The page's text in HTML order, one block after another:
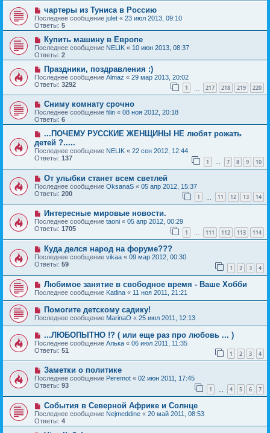
чартеры из Туниса в Россию
Последнее сообщение julet « 23 июл 2013, 09:10
Ответы: 5
Купить машину в Европе
Последнее сообщение NELIK « 10 июн 2013, 08:37
Ответы: 2
Праздники, поздравления :)
Последнее сообщение Almaz « 29 мар 2013, 20:02
Ответы: 3292 1 217 218 219 220
Сниму комнату срочно
Последнее сообщение filin « 08 ноя 2012, 20:18
Ответы: 6
...ПОЧЕМУ РУССКИЕ ЖЕНЩИНЫ НЕ любят рожать
детей ?.....
Последнее сообщение NELIK « 22 сен 2012, 12:44
Ответы: 137 1 … 7 8 9 10
От улыбки станет всем светлей
Последнее сообщение OksanaS « 05 апр 2012, 15:37
Ответы: 200 1 11 12 13 14
Интересные мировые новости.
Последнее сообщение taoni « 05 апр 2012, 00:29
Ответы: 1705 1 111 112 113 114
Куда делся народ на форуме???
Последнее сообщение vikaa « 09 мар 2012, 00:30
Ответы: 59 1 2 3 4
Любимое занятие в свободное время - Ваше Хобби
Последнее сообщение Katlina « 11 ноя 2011, 21:21
Помогите детскому садику!
Последнее сообщение MarinaO « 25 июл 2011, 12:13
...ЛЮБОПЫТНО !? ( или еще раз про любовь ... )
Последнее сообщение Алька « 06 июл 2011, 11:35
Ответы: 51 1 2 3 4
Заметки о политике
Последнее сообщение Peremot « 02 июн 2011, 17:45
Ответы: 93 1 4 5 6 7
События в Северной Африке и Солнце
Последнее сообщение Nejmeddine « 20 май 2011, 08:53
Ответы: 4